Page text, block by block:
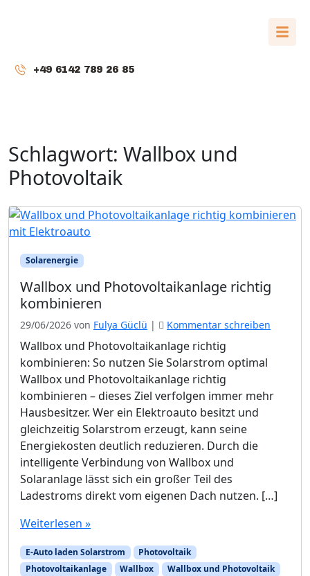
+49 6142 789 26 85
Schlagwort: Wallbox und
Photovoltaik
Solarenergie
Wallbox und Photovoltaikanlage richtig
kombinieren
29/06/2026 von Fulya Güclü | Kommentar schreiben
Wallbox und Photovoltaikanlage richtig
kombinieren: So nutzen Sie Solarstrom optimal
Wallbox und Photovoltaikanlage richtig
kombinieren – dieses Ziel verfolgen immer mehr
Hausbesitzer. Wer ein Elektroauto besitzt und
gleichzeitig Solarstrom erzeugt, kann seine
Energiekosten deutlich reduzieren. Durch die
intelligente Verbindung von Wallbox und
Solaranlage lässt sich ein großer Teil des
Ladestroms direkt vom eigenen Dach nutzen. […]
Weiterlesen »
E-Auto laden Solarstrom
Photovoltaik
Photovoltaikanlage
Wallbox Wallbox und Photovoltaik